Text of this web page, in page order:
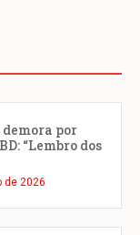
por
“Lembro dos
de 2026